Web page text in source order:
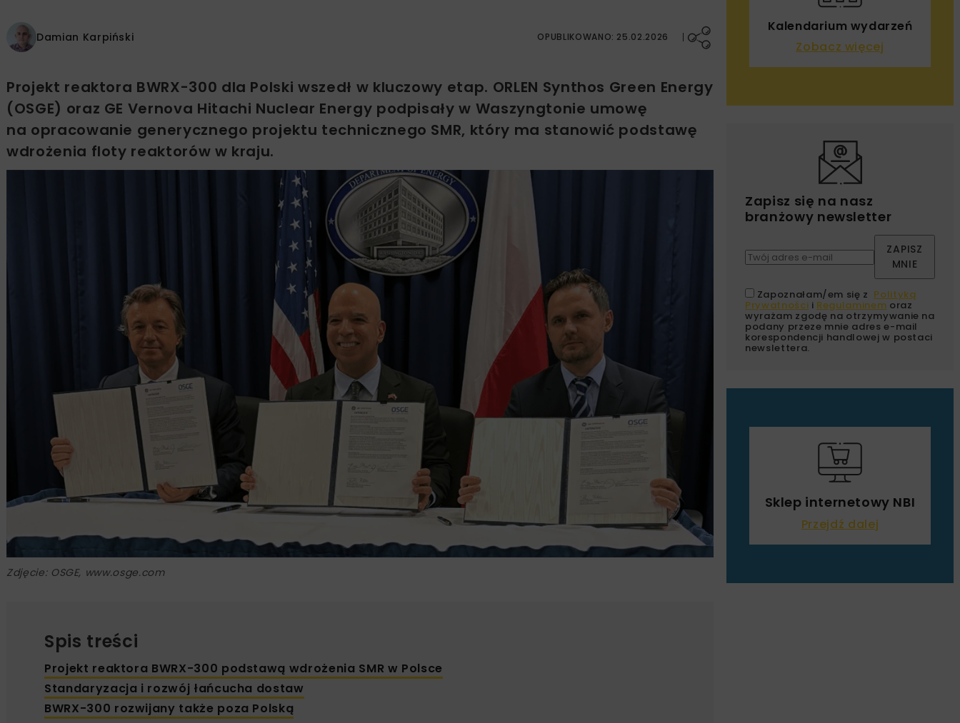
Damian Karpiński OPUBLIKOWANO: 25.02.2026
Projekt reaktora BWRX-300 dla Polski wszedł w kluczowy etap. ORLEN Synthos Green Energy
(OSGE) oraz GE Vernova Hitachi Nuclear Energy podpisały w Waszyngtonie umowę
na opracowanie generycznego projektu technicznego SMR, który ma stanowić podstawę
wdrożenia floty reaktorów w kraju.
Zdjęcie: OSGE, www.osge.com
Spis treści
Projekt reaktora BWRX-300 podstawą wdrożenia SMR w Polsce
Standaryzacja i rozwój łańcucha dostaw
BWRX-300 rozwijany także poza Polską
Kalendarium wydarzeń
Zobacz więcej
Zapisz się na nasz
branżowy newsletter
ZAPISZ
MNIE
Zapoznałam/em się z Polityką
Prywatności i Regulaminem oraz
wyrażam zgodę na otrzymywanie na
podany przeze mnie adres e-mail
korespondencji handlowej w postaci
newslettera.
Sklep internetowy NBI
Przejdź dalej